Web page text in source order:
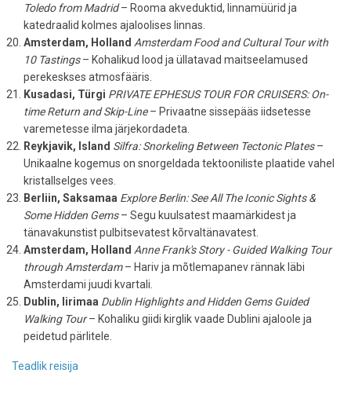
Toledo from Madrid– Rooma akveduktid, linnamüürid ja
katedraalid kolmes ajaloolises linnas.
Amsterdam, Holland Amsterdam Food and Cultural Tour with
10 Tastings– Kohalikud lood ja üllatavad maitseelamused
perekeskses atmosfääris.
Kusadasi, Türgi PRIVATE EPHESUS TOUR FOR CRUISERS: On-
time Return and Skip-Line– Privaatne sissepääs iidsetesse
varemetesse ilma järjekordadeta.
Reykjavik, Island Silfra: Snorkeling Between Tectonic Plates–
Unikaalne kogemus on snorgeldada tektooniliste plaatide vahel
kristallselges vees.
Berliin, Saksamaa Explore Berlin: See All The Iconic Sights &
Some Hidden Gems– Segu kuulsatest maamärkidest ja
tänavakunstist pulbitsevatest kõrvaltänavatest.
Amsterdam, Holland Anne Frank's Story - Guided Walking Tour
through Amsterdam– Hariv ja mõtlemapanev rännak läbi
Amsterdami juudi kvartali.
Dublin, Iirimaa Dublin Highlights and Hidden Gems Guided
Walking Tour– Kohaliku giidi kirglik vaade Dublini ajaloole ja
peidetud pärlitele.
Teadlik reisija